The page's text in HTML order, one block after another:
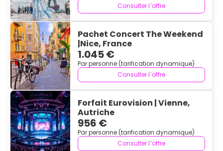
Consulter l´offre
Pachet Concert The Weekend
|Nice, France
1.045 €
Par personne (tarification dynamique)
Consulter l´offre
Forfait Eurovision | Vienne,
Autriche
956 €
Par personne (tarification dynamique)
Consulter l´offre